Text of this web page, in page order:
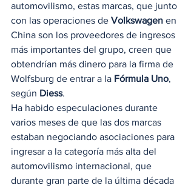
automovilismo, estas marcas, que junto
con las operaciones de Volkswagen en
China son los proveedores de ingresos
más importantes del grupo, creen que
obtendrían más dinero para la firma de
Wolfsburg de entrar a la Fórmula Uno,
según Diess.
Ha habido especulaciones durante
varios meses de que las dos marcas
estaban negociando asociaciones para
ingresar a la categoría más alta del
automovilismo internacional, que
durante gran parte de la última década